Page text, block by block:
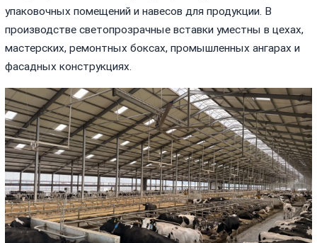
упаковочных помещений и навесов для продукции. В
производстве светопрозрачные вставки уместны в цехах,
мастерских, ремонтных боксах, промышленных ангарах и
фасадных конструкциях.